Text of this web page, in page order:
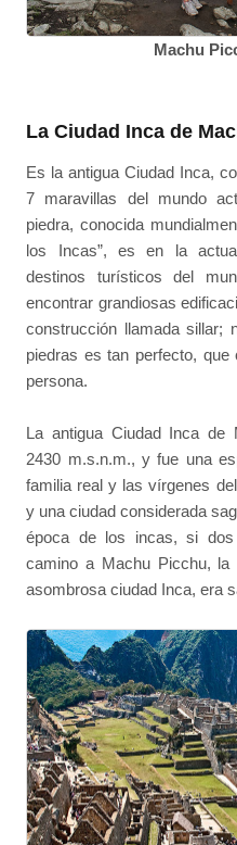
Machu
La Ciudad Inca de
Es la antigua Ciudad Inca,
7 maravillas del mundo
piedra, conocida
los Incas”, es en la
destinos turísticos del
encontrar grandiosas
construcción llamada sillar;
piedras es tan perfecto,
persona.
La antigua Ciudad Inca de
2430 m.s.n.m., y fue una
familia real y las vírgenes
y una ciudad considerada
época de los incas, si dos
camino a Machu Picchu,
asombrosa ciudad Inca, era